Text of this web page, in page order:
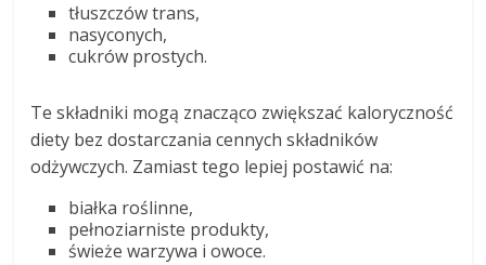
tłuszczów trans,
nasyconych,
cukrów prostych.
Te składniki mogą znacząco zwiększać kaloryczność
diety bez dostarczania cennych składników
odżywczych. Zamiast tego lepiej postawić na:
białka roślinne,
pełnoziarniste produkty,
świeże warzywa i owoce.